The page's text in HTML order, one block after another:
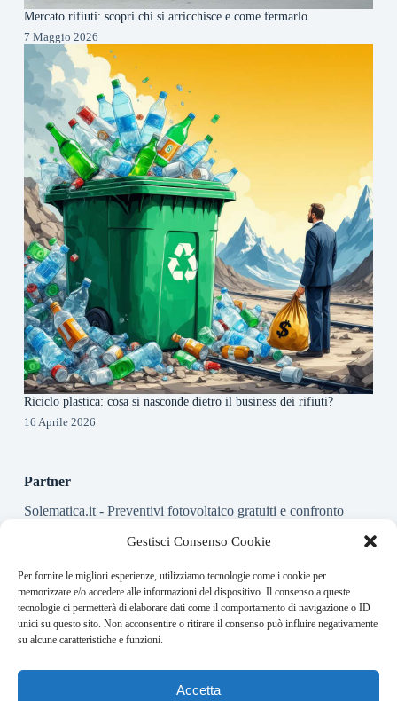
Gestisci Consenso Cookie
Per fornire le migliori esperienze, utilizziamo tecnologie come i cookie per
memorizzare e/o accedere alle informazioni del dispositivo. Il consenso a queste
tecnologie ci permetterà di elaborare dati come il comportamento di navigazione o ID
unici su questo sito. Non acconsentire o ritirare il consenso può influire negativamente
su alcune caratteristiche e funzioni.
Accetta
Mercato rifiuti: scopri chi si arricchisce e come fermarlo
7 Maggio 2026
Riciclo plastica: cosa si nasconde dietro il business dei rifiuti?
16 Aprile 2026
Partner
Solematica.it- Preventivi fotovoltaico gratuiti e confronto
About this website
Energy-Bullet.it ogni giorno trova per te le notizie più rilevanti
in ambito finanziario.
Address:
VIA USODIMARE 3 - 37138 - VERONA (VR)